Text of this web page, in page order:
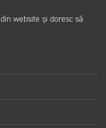
din website și doresc să